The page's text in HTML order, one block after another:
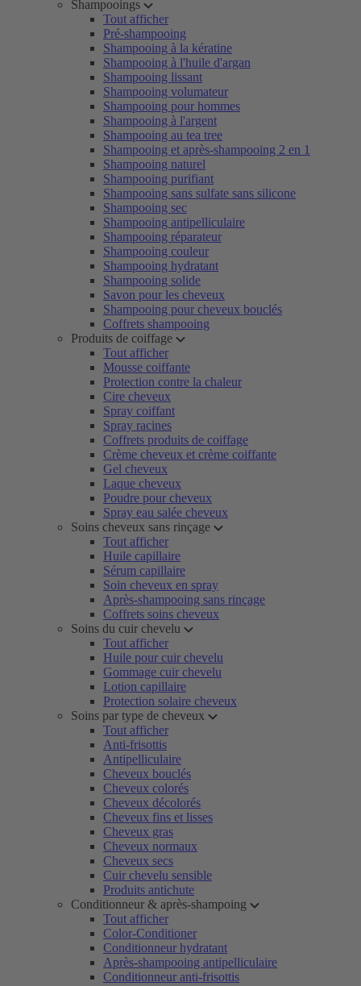
Shampooings
Tout afficher
Pré-shampooing
Shampooing à la kératine
Shampooing à l'huile d'argan
Shampooing lissant
Shampooing volumateur
Shampooing pour hommes
Shampooing à l'argent
Shampooing au tea tree
Shampooing et après-shampooing 2 en 1
Shampooing naturel
Shampooing purifiant
Shampooing sans sulfate sans silicone
Shampooing sec
Shampooing antipelliculaire
Shampooing réparateur
Shampooing couleur
Shampooing hydratant
Shampooing solide
Savon pour les cheveux
Shampooing pour cheveux bouclés
Coffrets shampooing
Produits de coiffage
Tout afficher
Mousse coiffante
Protection contre la chaleur
Cire cheveux
Spray coiffant
Spray racines
Coffrets produits de coiffage
Crème cheveux et crème coiffante
Gel cheveux
Laque cheveux
Poudre pour cheveux
Spray eau salée cheveux
Soins cheveux sans rinçage
Tout afficher
Huile capillaire
Sérum capillaire
Soin cheveux en spray
Après-shampooing sans rinçage
Coffrets soins cheveux
Soins du cuir chevelu
Tout afficher
Huile pour cuir chevelu
Gommage cuir chevelu
Lotion capillaire
Protection solaire cheveux
Soins par type de cheveux
Tout afficher
Anti-frisottis
Antipelliculaire
Cheveux bouclés
Cheveux colorés
Cheveux décolorés
Cheveux fins et lisses
Cheveux gras
Cheveux normaux
Cheveux secs
Cuir chevelu sensible
Produits antichute
Conditionneur & après-shampoing
Tout afficher
Color-Conditioner
Conditionneur hydratant
Après-shampooing antipelliculaire
Conditionneur anti-frisottis